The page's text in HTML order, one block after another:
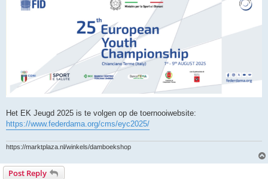
Het EK Jeugd 2025 is te volgen op de toernooiwebsite:
https://www.federdama.org/cms/eyc2025/
https://marktplaza.nl/winkels/damboekshop
Post Reply